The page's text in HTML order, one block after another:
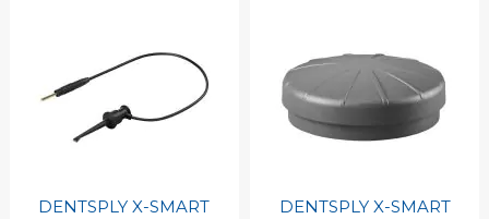
DENTSPLY X-SMART
DENTSPLY X-SMART